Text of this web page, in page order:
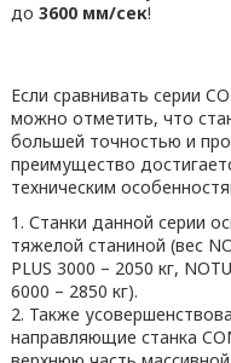
до 3600 мм/сек!
Если сравнивать серии
можно отметить, что
большей точностью и
преимущество
техническим
Станки данной серии
тяжелой станиной (вес
PLUS 3000 – 2050 кг,
6000 – 2850 кг).
Также
направляющие станка